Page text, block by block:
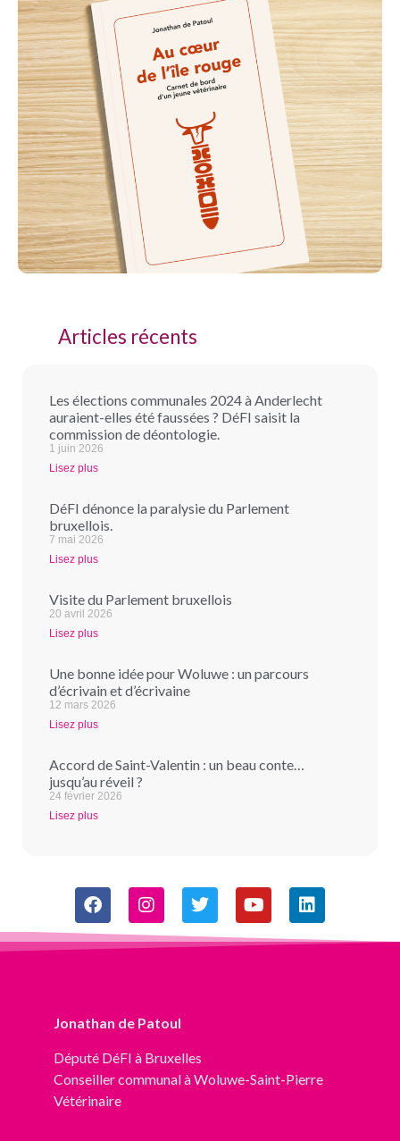
Articles récents
Les élections communales 2024 à Anderlecht
auraient-elles été faussées ? DéFI saisit la
commission de déontologie.
1 juin 2026
Lisez plus
DéFI dénonce la paralysie du Parlement
bruxellois.
7 mai 2026
Lisez plus
Visite du Parlement bruxellois
20 avril 2026
Lisez plus
Une bonne idée pour Woluwe : un parcours
d’écrivain et d’écrivaine
12 mars 2026
Lisez plus
Accord de Saint-Valentin : un beau conte…
jusqu’au réveil ?
24 février 2026
Lisez plus
Jonathan de Patoul
Député DéFI à Bruxelles
Conseiller communal à Woluwe-Saint-Pierre
Vétérinaire